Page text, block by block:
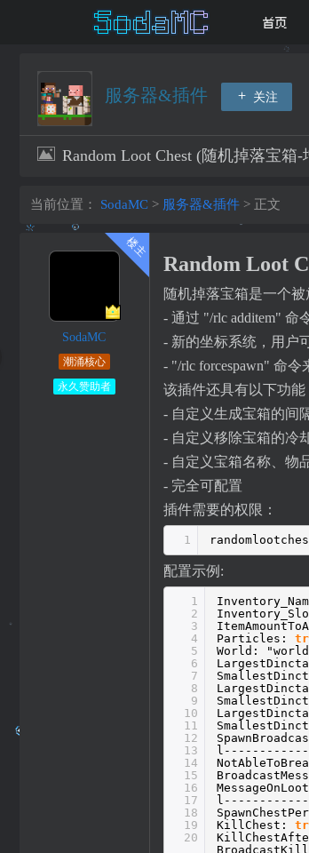
首页
服务器&插件 关注
Random Loot Chest (随机掉落宝箱
当前位置： SodaMC > 服务器&插件 > 正文
SodaMC
潮涌核心
永久赞助者
Random Loot
随机掉落宝箱是一个
- 通过 "/rlc additem"
- 新的坐标系统，用户
- "/rlc forcespawn" 命
该插件还具有以下功能
- 自定义生成宝箱的间
- 自定义移除宝箱的冷
- 自定义宝箱名称、物
- 完全可配置
插件需要的权限：
1
配置示例:
1
2
3
4
5
6
7
8
9
10
11
12
13
14
15
16
17
18
19
20
Particles:
World:
KillChest: